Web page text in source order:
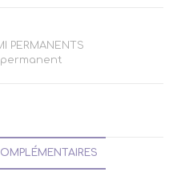
PERMANENTS